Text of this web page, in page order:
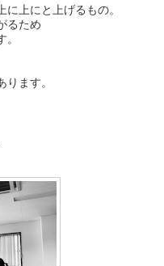
上にと上げるもの。
るため
ます。